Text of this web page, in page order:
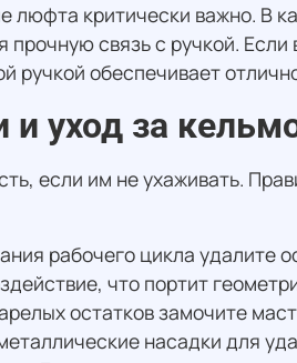
критически важно. В
связь с ручкой.
обеспечивает
и уход за
если им не ухаживать.
рабочего цикла удалите
что портит
остатков замочите
насадки для